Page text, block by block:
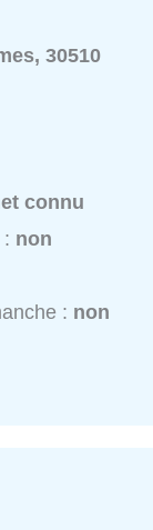
30510
connu
non
: non